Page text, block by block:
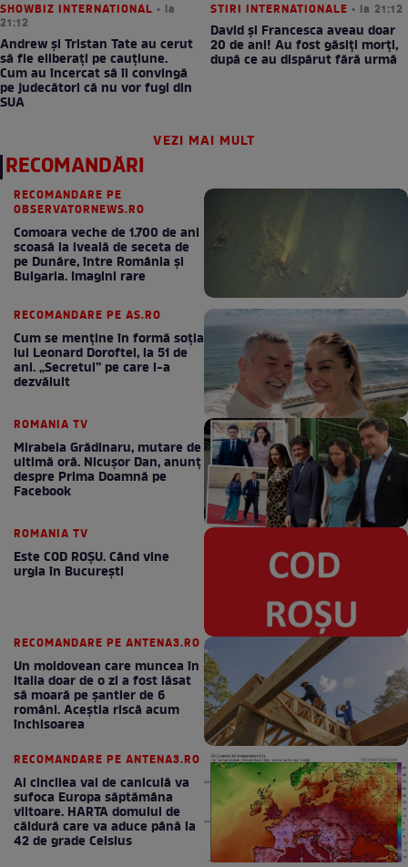
SHOWBIZ INTERNATIONAL • la
21:12
Andrew și Tristan Tate au cerut
să fie eliberați pe cauțiune.
Cum au încercat să îi convingă
pe judecători că nu vor fugi din
SUA
STIRI INTERNATIONALE • la 21:12
David și Francesca aveau doar
20 de ani! Au fost găsiți morți,
după ce au dispărut fără urmă
VEZI MAI MULT
RECOMANDĂRI
RECOMANDARE PE
OBSERVATORNEWS.RO
Comoara veche de 1.700 de ani
scoasă la iveală de seceta de
pe Dunăre, între România şi
Bulgaria. Imagini rare
RECOMANDARE PE AS.RO
Cum se menţine în formă soţia
lui Leonard Doroftei, la 51 de
ani. „Secretul” pe care l-a
dezvăluit
ROMANIA TV
Mirabela Grădinaru, mutare de
ultimă oră. Nicuşor Dan, anunţ
despre Prima Doamnă pe
Facebook
ROMANIA TV
Este COD ROŞU. Când vine
urgia în Bucureşti
RECOMANDARE PE ANTENA3.RO
Un moldovean care muncea în
Italia doar de o zi a fost lăsat
să moară pe şantier de 6
români. Aceștia riscă acum
închisoarea
RECOMANDARE PE ANTENA3.RO
Al cincilea val de caniculă va
sufoca Europa săptămâna
viitoare. HARTA domului de
căldură care va aduce până la
42 de grade Celsius